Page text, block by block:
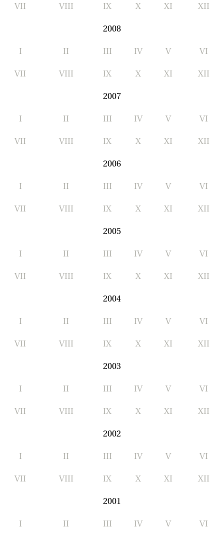
VII VIII IX X XI XII
2008
I II III IV V VI
VII VIII IX X XI XII
2007
I II III IV V VI
VII VIII IX X XI XII
2006
I II III IV V VI
VII VIII IX X XI XII
2005
I II III IV V VI
VII VIII IX X XI XII
2004
I II III IV V VI
VII VIII IX X XI XII
2003
I II III IV V VI
VII VIII IX X XI XII
2002
I II III IV V VI
VII VIII IX X XI XII
2001
I II III IV V VI